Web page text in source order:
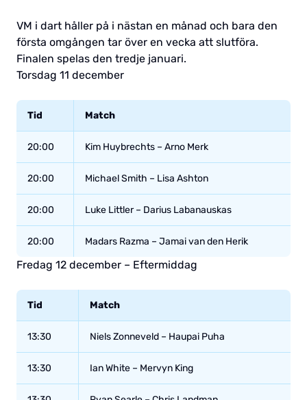
VM i dart håller på i nästan en månad och bara den
första omgången tar över en vecka att slutföra.
Finalen spelas den tredje januari.
Torsdag 11 december
Tid Match
20:00 Kim Huybrechts – Arno Merk
20:00 Michael Smith – Lisa Ashton
20:00 Luke Littler – Darius Labanauskas
20:00 Madars Razma – Jamai van den Herik
Fredag 12 december – Eftermiddag
Tid Match
13:30 Niels Zonneveld – Haupai Puha
13:30 Ian White – Mervyn King